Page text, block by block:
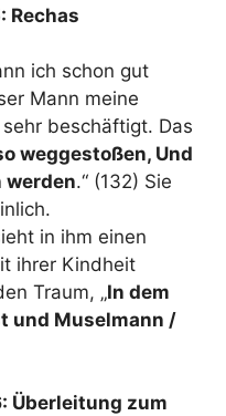
Rechas
ich schon gut
Mann meine
beschäftigt. Das
weggestoßen, Und
werden.“ (132) Sie
in ihm einen
ihrer Kindheit
Traum, „In dem
und Muselmann /
Überleitung zum